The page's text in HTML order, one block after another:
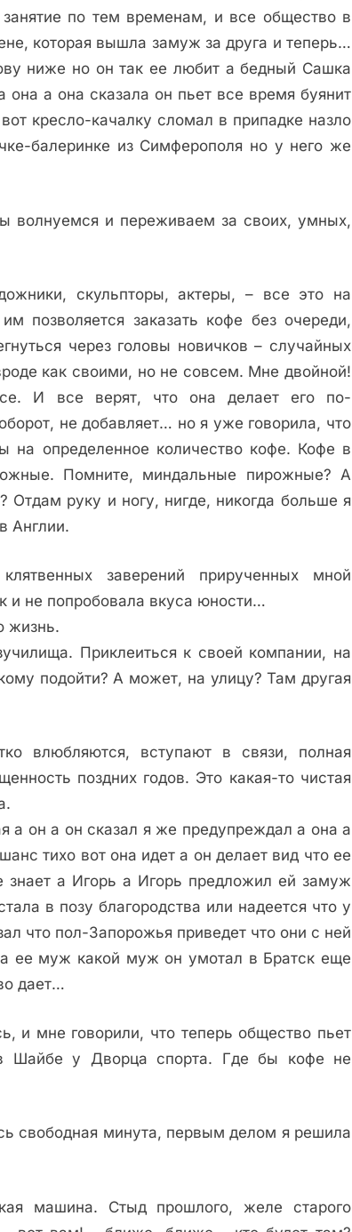
по тем временам, и все общество в
которая вышла замуж за друга и теперь…
ниже но он так ее любит а бедный Сашка
а она сказала он пьет все время буянит
кресло-качалку сломал в припадке назло
балеринке из Симферополя но у него же
волнуемся и переживаем за своих, умных,
скульпторы, актеры, – все это на
позволяется заказать кофе без очереди,
через головы новичков – случайных
как своими, но не совсем. Мне двойной!
И все верят, что она делает его по-
не добавляет… но я уже говорила, что
на определенное количество кофе. Кофе в
Помните, миндальные пирожные? А
Отдам руку и ногу, нигде, никогда больше я
Англии.
заверений прирученных мной
и не попробовала вкуса юности…
жизнь.
Приклеиться к своей компании, на
подойти? А может, на улицу? Там другая
влюбляются, вступают в связи, полная
поздних годов. Это какая-то чистая
а он а он сказал я же предупреждал а она а
тихо вот она идет а он делает вид что ее
знает а Игорь а Игорь предложил ей замуж
в позу благородства или надеется что у
что пол-Запорожья приведет что они с ней
ее муж какой муж он умотал в Братск еще
дает…
и мне говорили, что теперь общество пьет
Шайбе у Дворца спoрта. Где бы кофе не
свободная минута, первым делом я решила
машина. Стыд прошлого, желе старого